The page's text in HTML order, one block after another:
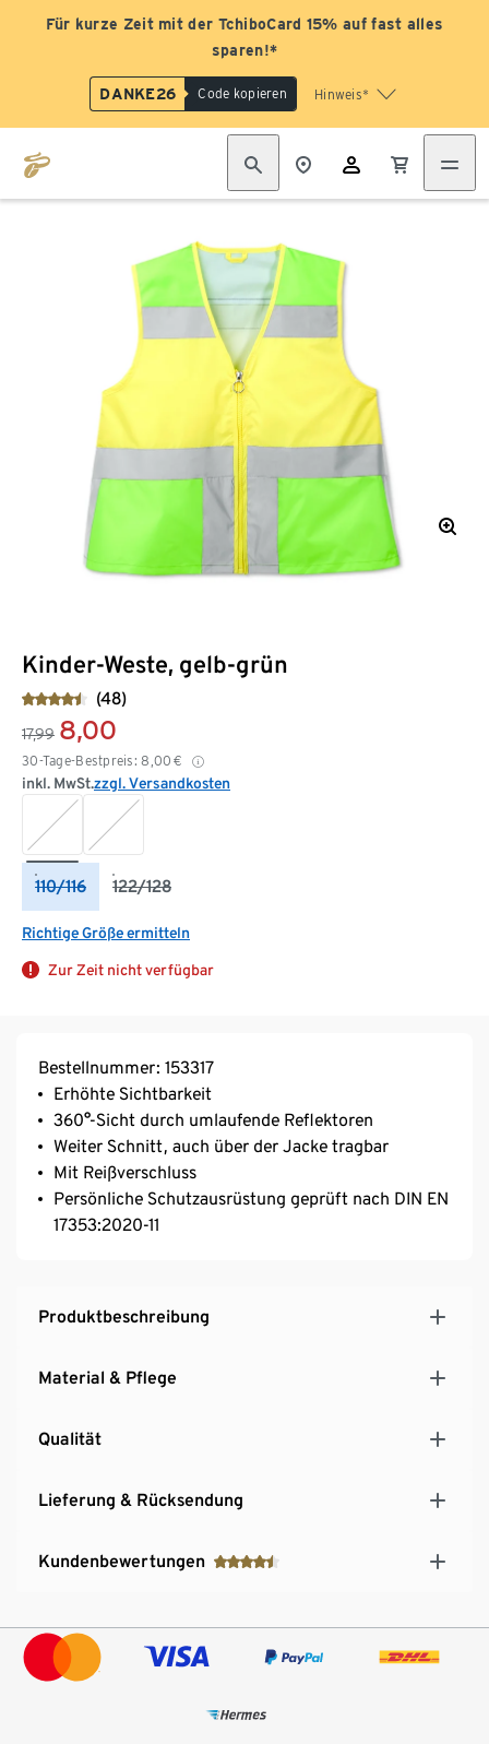
Für kurze Zeit mit der TchiboCard 15% auf fast alles
sparen!*
DANKE26 Code kopieren Hinweis*
Kinder-Weste, gelb-grün
(48)
17,99 8,00
30-Tage-Bestpreis: 8,00 €
inkl. MwSt.zzgl. Versandkosten
110/116 122/128
Richtige Größe ermitteln
Zur Zeit nicht verfügbar
Bestellnummer: 153317
Erhöhte Sichtbarkeit
360°-Sicht durch umlaufende Reflektoren
Weiter Schnitt, auch über der Jacke tragbar
Mit Reißverschluss
Persönliche Schutzausrüstung geprüft nach DIN EN
17353:2020-11
Produktbeschreibung
Material & Pflege
Qualität
Lieferung & Rücksendung
Kundenbewertungen